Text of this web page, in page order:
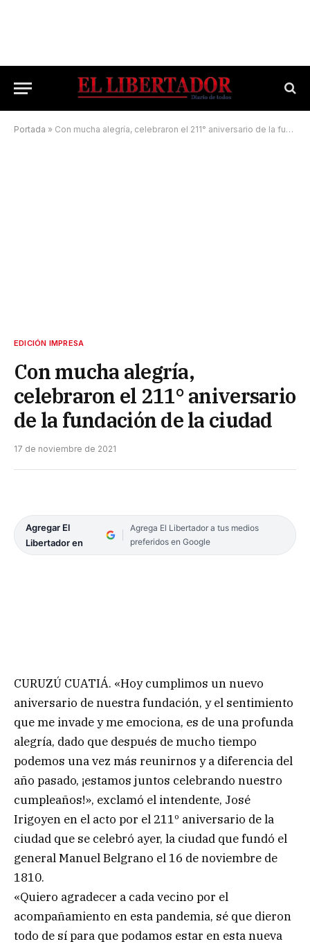
Portada » Con mucha alegría, celebraron el 211° aniversario de la fundación de la ciudad
EDICIÓN IMPRESA
Con mucha alegría,
celebraron el 211° aniversario
de la fundación de la ciudad
17 de noviembre de 2021
Agregar El
Libertador en
Agrega El Libertador a tus medios
preferidos en Google
CURUZÚ CUATIÁ. «Hoy cumplimos un nuevo
aniversario de nuestra fundación, y el sentimiento
que me invade y me emociona, es de una profunda
alegría, dado que después de mucho tiempo
podemos una vez más reunirnos y a diferencia del
año pasado, ¡estamos juntos celebrando nuestro
cumpleaños!», exclamó el intendente, José
Irigoyen en el acto por el 211º aniversario de la
ciudad que se celebró ayer, la ciudad que fundó el
general Manuel Belgrano el 16 de noviembre de
1810.
«Quiero agradecer a cada vecino por el
acompañamiento en esta pandemia, sé que dieron
todo de sí para que podamos estar en esta nueva